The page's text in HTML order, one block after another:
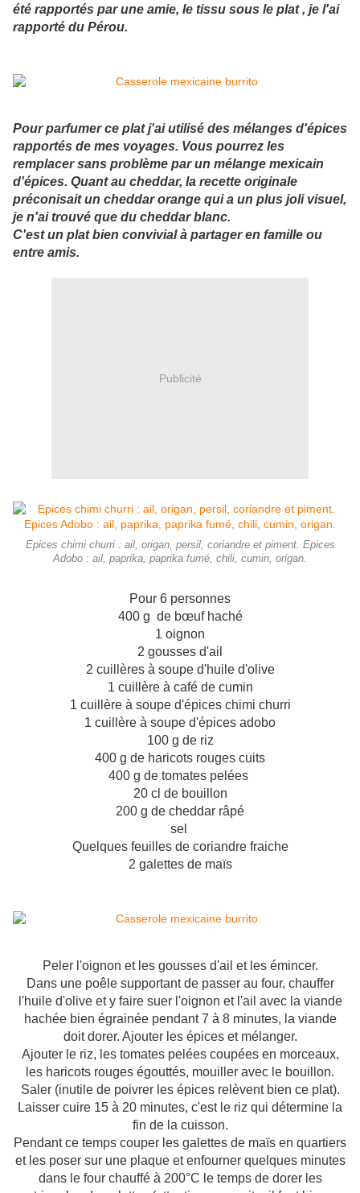
été rapportés par une amie, le tissu sous le plat , je l'ai
rapporté du Pérou.
Pour parfumer ce plat j'ai utilisé des mélanges d'épices
rapportés de mes voyages. Vous pourrez les
remplacer sans problème par un mélange mexicain
d'épices. Quant au cheddar, la recette originale
préconisait un cheddar orange qui a un plus joli visuel,
je n'ai trouvé que du cheddar blanc.
C'est un plat bien convivial à partager en famille ou
entre amis.
Publicité
Epices chimi churri : ail, origan, persil, coriandre et piment. Epices
Adobo : ail, paprika, paprika fumé, chili, cumin, origan.
Pour 6 personnes
400 g de bœuf haché
1 oignon
2 gousses d'ail
2 cuillères à soupe d'huile d'olive
1 cuillère à café de cumin
1 cuillère à soupe d'épices chimi churri
1 cuillère à soupe d'épices adobo
100 g de riz
400 g de haricots rouges cuits
400 g de tomates pelées
20 cl de bouillon
200 g de cheddar râpé
sel
Quelques feuilles de coriandre fraiche
2 galettes de maïs
Peler l'oignon et les gousses d'ail et les émincer.
Dans une poêle supportant de passer au four, chauffer
l'huile d'olive et y faire suer l'oignon et l'ail avec la viande
hachée bien égrainée pendant 7 à 8 minutes, la viande
doit dorer. Ajouter les épices et mélanger.
Ajouter le riz, les tomates pelées coupées en morceaux,
les haricots rouges égouttés, mouiller avec le bouillon.
Saler (inutile de poivrer les épices relèvent bien ce plat).
Laisser cuire 15 à 20 minutes, c'est le riz qui détermine la
fin de la cuisson.
Pendant ce temps couper les galettes de maïs en quartiers
et les poser sur une plaque et enfourner quelques minutes
dans le four chauffé à 200°C le temps de dorer les